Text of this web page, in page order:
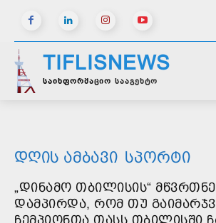
TIFLISNEWS
საინფორმაციო სააგენტო
ᲓᲦᲘᲡ ᲐᲛᲑᲐᲕᲘ ᲡᲞᲝᲠᲢᲘ
„ᲓᲘᲜᲐᲛᲝ ᲗᲑᲘᲚᲘᲡᲘᲡ“
ᲓᲐᲛᲞᲘᲠᲓᲐ, ᲠᲝᲛ ᲗᲣ
ᲩᲔᲛᲞᲘᲝᲜᲗᲐ ᲗᲐᲡᲡ ᲗᲑᲘᲚᲘᲡᲨᲘ